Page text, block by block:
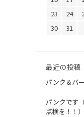
23
24
30
31
最近の投稿
パンク＆バ
パンクです
点検を！！）